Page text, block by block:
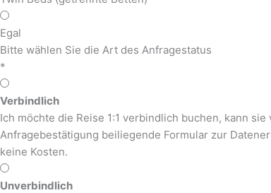
Egal
Bitte wählen Sie die Art des Anfragestatus
*
Verbindlich
Ich möchte die Reise 1:1 verbindlich buchen, kann
Anfragebestätigung beiliegende Formular zur
keine Kosten.
Unverbindlich